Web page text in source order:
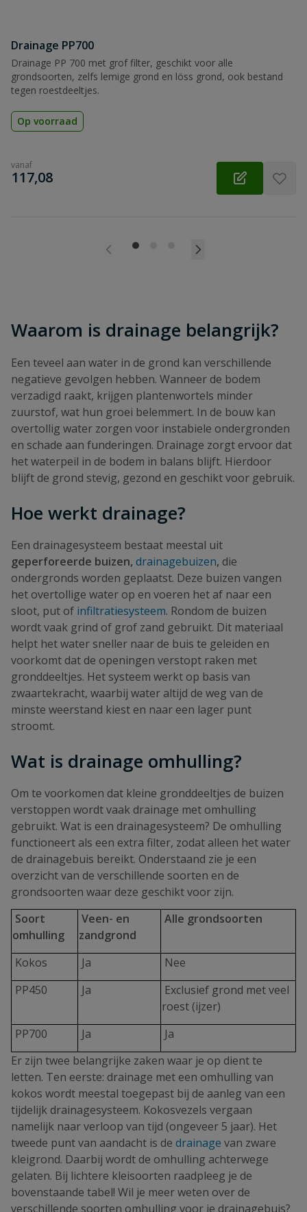
Drainage PP700
Drainage PP 700 met grof filter, geschikt voor alle
grondsoorten, zelfs lemige grond en löss grond, ook bestand
tegen roestdeeltjes.
Op voorraad
vanaf
€
117,08
Waarom is drainage belangrijk?
Een teveel aan water in de grond kan verschillende
negatieve gevolgen hebben. Wanneer de bodem
verzadigd raakt, krijgen plantenwortels minder
zuurstof, wat hun groei belemmert. In de bouw kan
overtollig water zorgen voor instabiele ondergronden
en schade aan funderingen. Drainage zorgt ervoor dat
het waterpeil in de bodem in balans blijft. Hierdoor
blijft de grond stevig, gezond en geschikt voor gebruik.
Hoe werkt drainage?
Een drainagesysteem bestaat meestal uit
geperforeerde buizen, drainagebuizen, die
ondergronds worden geplaatst. Deze buizen vangen
het overtollige water op en voeren het af naar een
sloot, put of infiltratiesysteem. Rondom de buizen
wordt vaak grind of grof zand gebruikt. Dit materiaal
helpt het water sneller naar de buis te geleiden en
voorkomt dat de openingen verstopt raken met
gronddeeltjes. Het systeem werkt op basis van
zwaartekracht, waarbij water altijd de weg van de
minste weerstand kiest en naar een lager punt
stroomt.
Wat is drainage omhulling?
Om te voorkomen dat kleine gronddeeltjes de buizen
verstoppen wordt vaak drainage met omhulling
gebruikt. Wat is een drainagesysteem? De omhulling
functioneert als een extra filter, zodat alleen het water
de drainagebuis bereikt. Onderstaand zie je een
overzicht van de verschillende soorten en de
grondsoorten waar deze geschikt voor zijn.
Soort
omhulling
Veen- en
zandgrond
Alle grondsoorten
Kokos Ja
Nee
PP450
Ja
Exclusief grond met veel
roest (ijzer)
PP700
Ja
Ja
Er zijn twee belangrijke zaken waar je op dient te
letten. Ten eerste: drainage met een omhulling van
kokos wordt meestal toegepast bij de aanleg van een
tijdelijk drainagesysteem. Kokosvezels vergaan
namelijk naar verloop van tijd (ongeveer 5 jaar). Het
tweede punt van aandacht is de drainage van zware
kleigrond. Daarbij wordt de omhulling achterwege
gelaten. Bij lichtere kleisoorten raadpleeg je de
bovenstaande tabel! Wil je meer weten over de
verschillende soorten omhulling voor je drainagebuis?